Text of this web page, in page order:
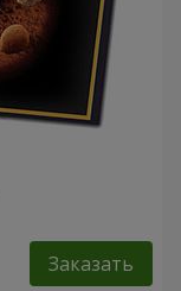
Заказать